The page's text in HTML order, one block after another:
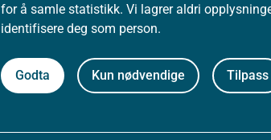
for å samle statistikk. Vi lagrer aldri
identifisere deg som person.
Godta Kun nødvendige Tilpass
Tilgjengelighetserklæring
Besøksstatistikk og